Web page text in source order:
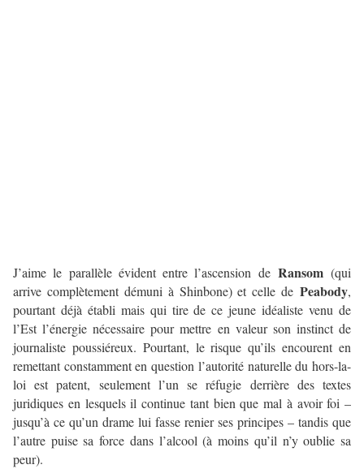
J’aime le parallèle évident entre l’ascension de Ransom(qui
arrive complètement démuni à Shinbone) et celle de Peabody,
pourtant déjà établi mais qui tire de ce jeune idéaliste venu de
l’Est l’énergie nécessaire pour mettre en valeur son instinct de
journaliste poussiéreux. Pourtant, le risque qu’ils encourent en
remettant constamment en question l’autorité naturelle du hors-la-
loi est patent, seulement l’un se réfugie derrière des textes
juridiques en lesquels il continue tant bien que mal à avoir foi –
jusqu’à ce qu’un drame lui fasse renier ses principes – tandis que
l’autre puise sa force dans l’alcool (à moins qu’il n’y oublie sa
peur).